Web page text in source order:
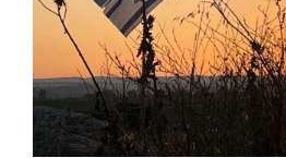
Portfolio
Paintings for Purchase
Prints for Purchase
Contact Us